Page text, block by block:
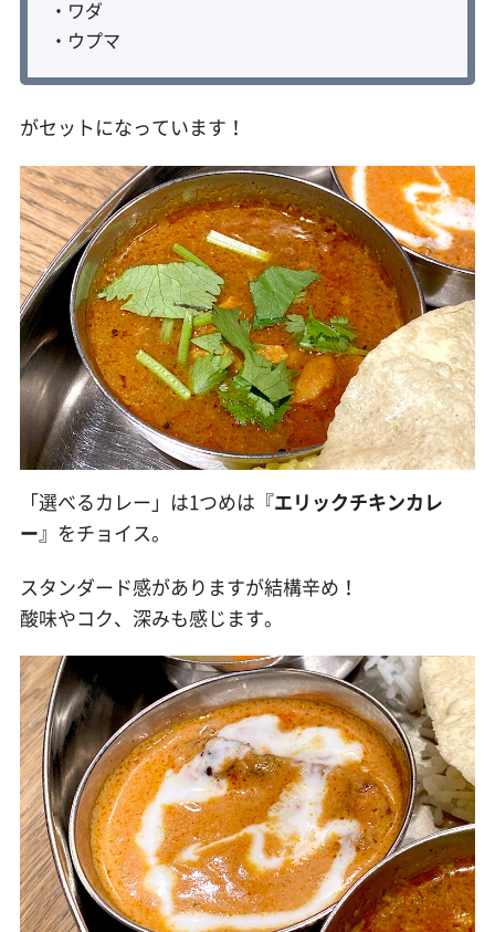
・ワダ
・ウプマ
がセットになっています！
「選べるカレー」は1つめは『エリックチキンカレ
ー』をチョイス。
スタンダード感がありますが結構辛め！
酸味やコク、深みも感じます。